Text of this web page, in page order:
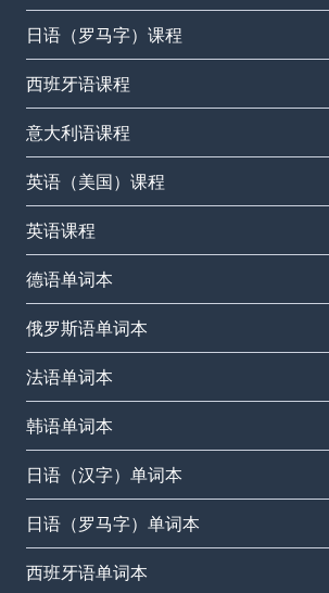
日语（罗马字）课程
西班牙语课程
意大利语课程
英语（美国）课程
英语课程
德语单词本
俄罗斯语单词本
法语单词本
韩语单词本
日语（汉字）单词本
日语（罗马字）单词本
西班牙语单词本